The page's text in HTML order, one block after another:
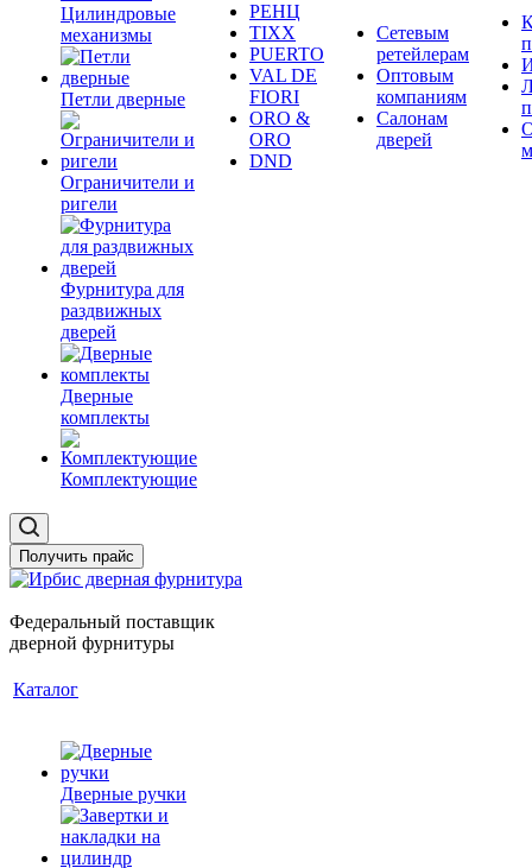
Цилиндровые
механизмы
Петли дверные
Ограничители и
ригели
Фурнитура для
раздвижных
дверей
Дверные
комплекты
Комплектующие
РЕНЦ
TIXX
PUERTO
VAL DE
FIORI
ORO &
ORO
DND
Сетевым
ретейлерам
Оптовым
компаниям
Салонам
дверей
Получить прайс
Федеральный поставщик
дверной фурнитуры
Каталог
Дверные ручки